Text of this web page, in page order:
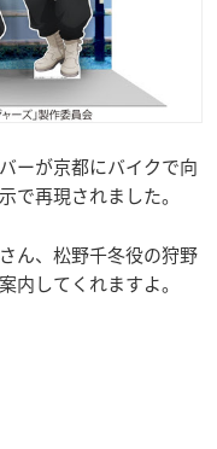
ーが京都にバイクで向
で再現されました。
ん、松野千冬役の狩野
内してくれますよ。